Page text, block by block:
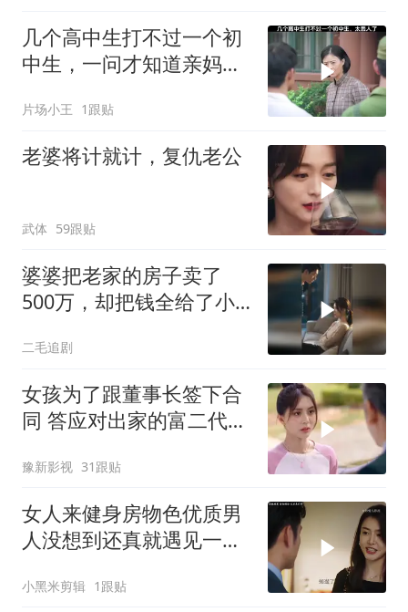
几个高中生打不过一个初
中生，一问才知道亲妈是
片场小王 1跟贴
老婆将计就计，复仇老公
武体 59跟贴
婆婆把老家的房子卖了
500万，却把钱全给了小
二毛追剧
女孩为了跟董事长签下合
同 答应对出家的富二代展
豫新影视 31跟贴
女人来健身房物色优质男
人没想到还真就遇见一个
小黑米剪辑 1跟贴